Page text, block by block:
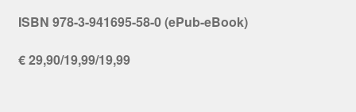
ISBN 978-3-941695-58-0 (ePub-eBook)
€ 29,90/19,99/19,99